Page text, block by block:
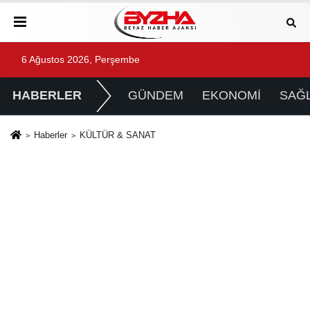
6 Ağustos 2026, Perşembe
HABERLER GÜNDEM EKONOMİ
Haberler KÜLTÜR & SANAT